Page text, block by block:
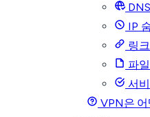
IP
링
파
서
VPN은